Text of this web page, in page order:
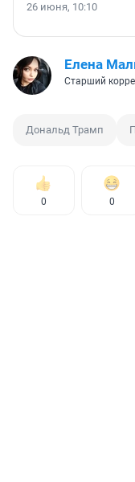
26 июня, 10:10
Елена
Старший
Дональд Трамп
0 0